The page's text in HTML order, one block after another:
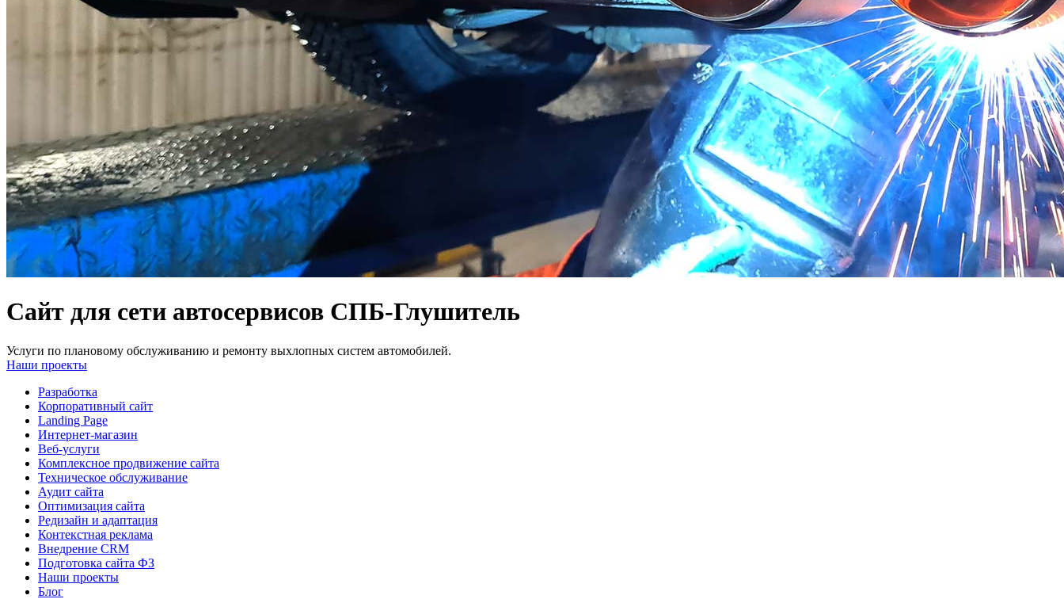
Сайт для сети автосервисов СПБ-Глушитель
Услуги по плановому обслуживанию и ремонту выхлопных систем автомобилей.
Наши проекты
Разработка
Корпоративный сайт
Landing Page
Интернет-магазин
Веб-услуги
Комплексное продвижение сайта
Техническое обслуживание
Аудит сайта
Оптимизация сайта
Редизайн и адаптация
Контекстная реклама
Внедрение CRM
Подготовка сайта ФЗ
Наши проекты
Блог